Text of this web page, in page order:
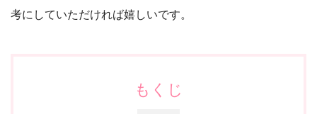
考にしていただければ嬉しいです。
もくじ